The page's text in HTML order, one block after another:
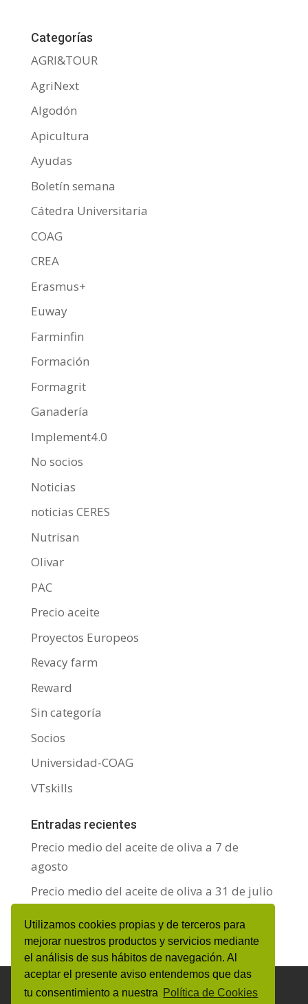
Utilizamos cookies propias y de terceros para
mejorar nuestros productos y servicios mediante
el análisis de sus hábitos de navegación. Al
aceptar el presente aviso entendemos que das
tu consentimiento a nuestra Política de Cookies
b
o
o
k
er
Categorías
AGRI&TOUR
AgriNext
Algodón
Apicultura
Ayudas
Boletín semana
Cátedra Universitaria
COAG
CREA
Erasmus+
Euway
Farminfin
Formación
Formagrit
Ganadería
Implement4.0
No socios
Noticias
noticias CERES
Nutrisan
Olivar
PAC
Precio aceite
Proyectos Europeos
Revacy farm
Reward
Sin categoría
Socios
Universidad-COAG
VTskills
Entradas recientes
Precio medio del aceite de oliva a 7 de
agosto
Precio medio del aceite de oliva a 31 de julio
Aviso Legal y Protección de datos personales